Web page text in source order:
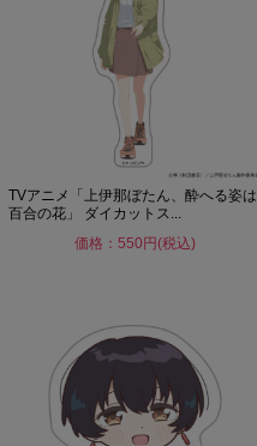
TVアニメ「上伊那ぼたん、酔へる姿は
百合の花」 ダイカットス...
価格：550円(税込)